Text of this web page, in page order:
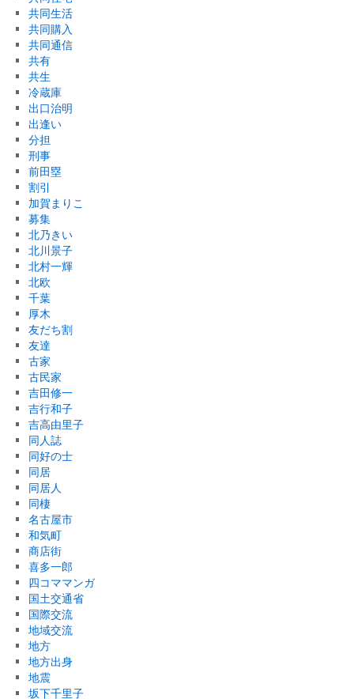
共同生活
共同購入
共同通信
共有
共生
冷蔵庫
出口治明
出逢い
分担
刑事
前田塁
割引
加賀まりこ
募集
北乃きい
北川景子
北村一輝
北欧
千葉
厚木
友だち割
友達
古家
古民家
吉田修一
吉行和子
吉高由里子
同人誌
同好の士
同居
同居人
同棲
名古屋市
和気町
商店街
喜多一郎
四コママンガ
国土交通省
国際交流
地域交流
地方
地方出身
地震
坂下千里子